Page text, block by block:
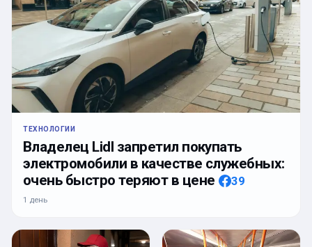
ТЕХНОЛОГИИ
Владелец Lidl запретил покупать
электромобили в качестве служебных:
очень быстро теряют в цене
39
1 день